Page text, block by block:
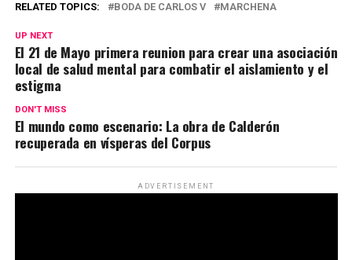
RELATED TOPICS: BODA DE CARLOS V MARCHENA
UP NEXT
El 21 de Mayo primera reunion para crear una asociación
local de salud mental para combatir el aislamiento y el
estigma
DON'T MISS
El mundo como escenario: La obra de Calderón
recuperada en vísperas del Corpus
ADVERTISEMENT